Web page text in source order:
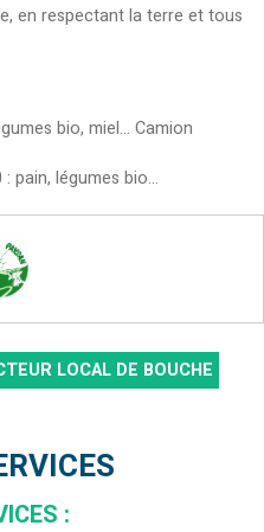
en respectant la terre et tous
bio, miel... Camion
pain, légumes bio...
LOCAL DE BOUCHE
: